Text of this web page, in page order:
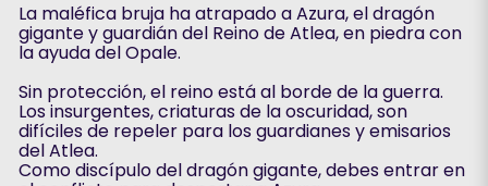
La maléfica bruja ha atrapado a Azura, el dragón
gigante y guardián del Reino de Atlea, en piedra con
la ayuda del Opale.
Sin protección, el reino está al borde de la guerra.
Los insurgentes, criaturas de la oscuridad, son
difíciles de repeler para los guardianes y emisarios
del Atlea.
Como discípulo del dragón gigante, debes entrar en